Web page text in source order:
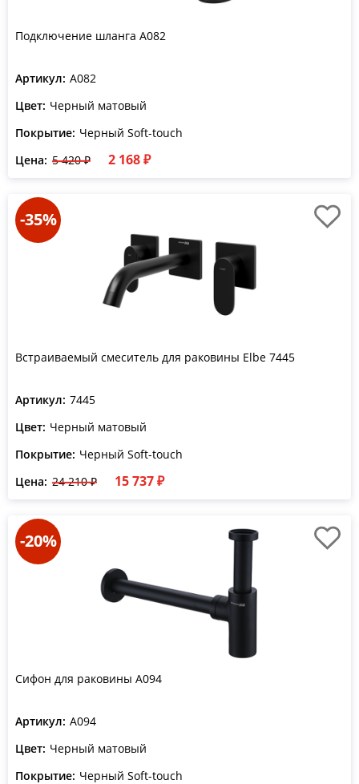
Подключение шланга A082
Артикул: A082
Цвет: Черный матовый
Покрытие: Черный Soft-touch
Цена: 5 420 ₽ 2 168 ₽
-35%
Встраиваемый смеситель для раковины Elbe 7445
Артикул: 7445
Цвет: Черный матовый
Покрытие: Черный Soft-touch
Цена: 24 210 ₽ 15 737 ₽
-20%
Сифон для раковины A094
Артикул: A094
Цвет: Черный матовый
Покрытие: Черный Soft-touch